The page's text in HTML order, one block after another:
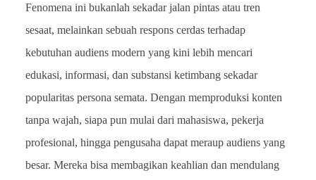
Fenomena ini bukanlah sekadar jalan pintas atau tren
sesaat, melainkan sebuah respons cerdas terhadap
kebutuhan audiens modern yang kini lebih mencari
edukasi, informasi, dan substansi ketimbang sekadar
popularitas persona semata. Dengan memproduksi konten
tanpa wajah, siapa pun mulai dari mahasiswa, pekerja
profesional, hingga pengusaha dapat meraup audiens yang
besar. Mereka bisa membagikan keahlian dan mendulang